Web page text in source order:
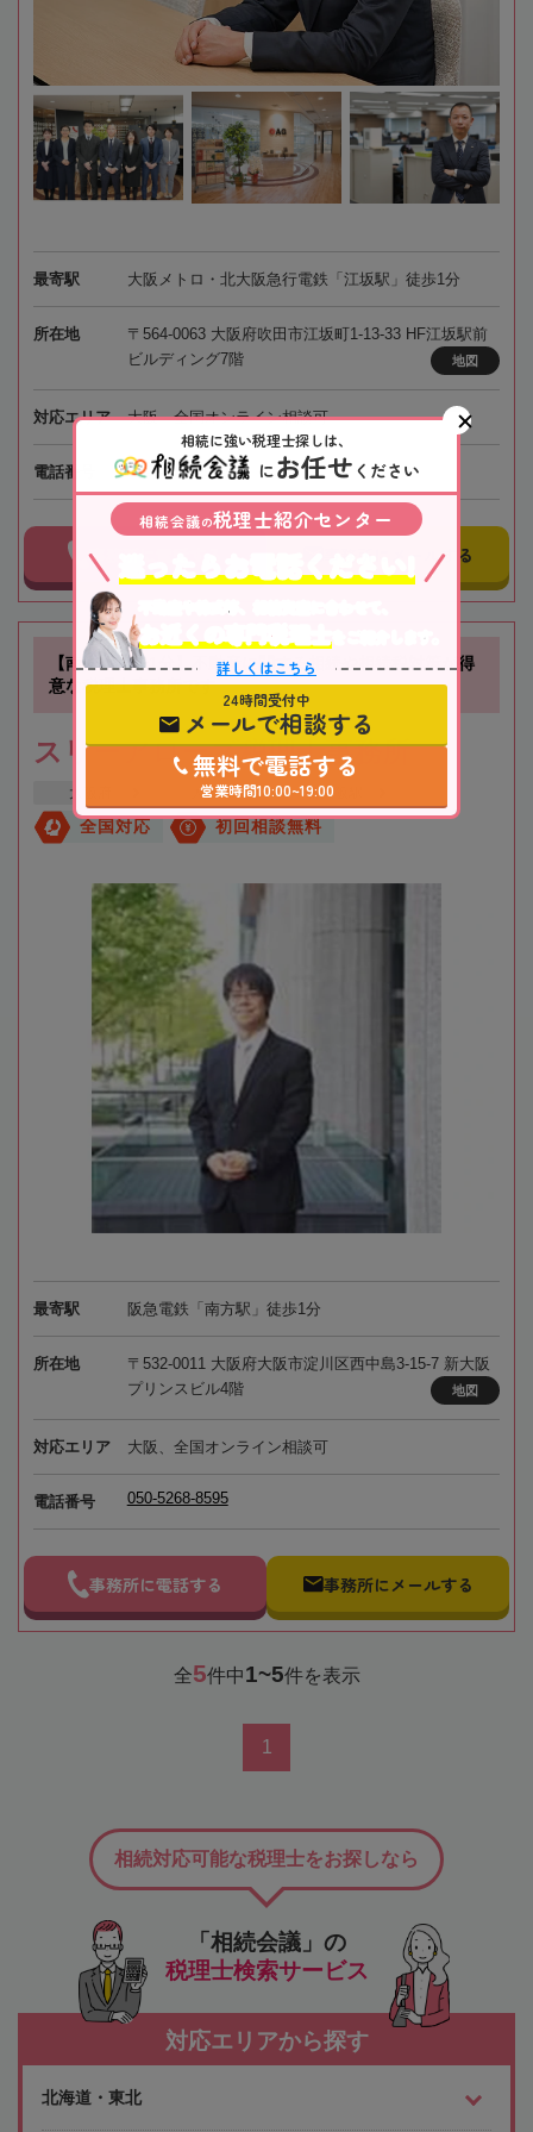
最寄駅 大阪メトロ・北大阪急行電鉄「江坂駅」徒歩1分
所在地
〒564-0063 大阪府吹田市江坂町1-13-33 HF江坂駅前
ビルディング7階
地図
対応エリア 大阪、全国オンライン相談可
電話番号 050-5447-4695
事務所に電話する 事務所にメールする
【南方駅徒歩1分】不動産に関する相続や相続税対策が得
意な税理士事務所です
スリーアローズ税理士事務所
大阪府 大阪市 新大阪駅
全国対応 初回相談無料
最寄駅 阪急電鉄「南方駅」徒歩1分
所在地
〒532-0011 大阪府大阪市淀川区西中島3-15-7 新大阪
プリンスビル4階
地図
対応エリア 大阪、全国オンライン相談可
電話番号 050-5268-8595
事務所に電話する 事務所にメールする
全5件中1~5件を表示
1
「相続会議」の
税理士検索サービス
相続対応可能な税理士をお探しなら
対応エリアから探す
北海道・東北
相続に強い税理士探しは、
にお任せ ください
相続会議の税理士紹介センター
不動産や株式等、相続資産に合わせて、
お近くの専門税理士
をご紹介します。
詳しくはこちら
24時間受付中
メールで相談する
無料で電話する
営業時間10:00~19:00